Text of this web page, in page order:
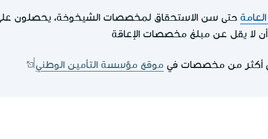
حتى سن الاستحقاق لمخصصات الشيخوخة، يحصلون
لا يقل عن مبلغ مخصصات الإعاقة
أكثر من مخصصات في موقع مؤسسة التأمين الوطني